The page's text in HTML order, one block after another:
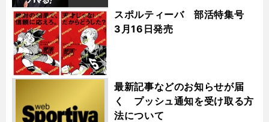
スポルティーバ 部活特集号
3月16日発売
最新記事などのお知らせが届
く プッシュ通知を受け取る方
法について